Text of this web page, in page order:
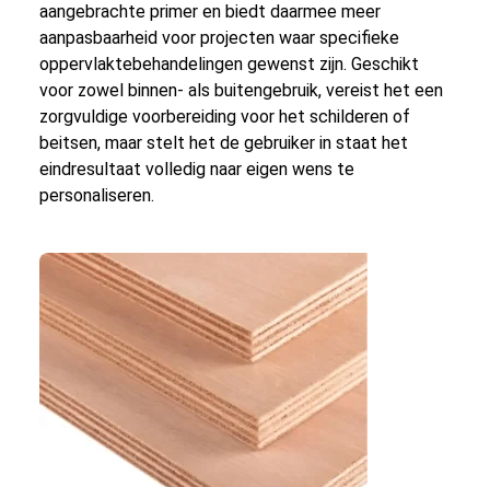
aangebrachte primer en biedt daarmee meer
aanpasbaarheid voor projecten waar specifieke
oppervlaktebehandelingen gewenst zijn. Geschikt
voor zowel binnen- als buitengebruik, vereist het een
zorgvuldige voorbereiding voor het schilderen of
beitsen, maar stelt het de gebruiker in staat het
eindresultaat volledig naar eigen wens te
personaliseren.